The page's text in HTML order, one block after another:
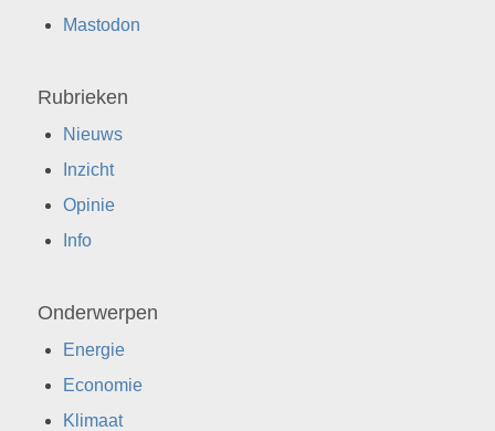
Mastodon
Rubrieken
Nieuws
Inzicht
Opinie
Info
Onderwerpen
Energie
Economie
Klimaat